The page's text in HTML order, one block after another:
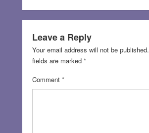
Leave a Reply
Your email address will not be published.
fields are marked *
Comment *